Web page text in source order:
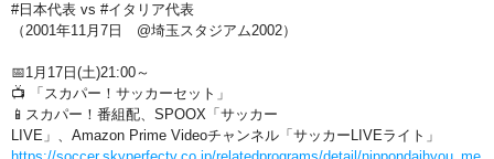
#日本代表 vs #イタリア代表
（2001年11月7日 @埼玉スタジアム2002）
📅1月17日(土)21:00～
📺 「スカパー！サッカーセット」
📱スカパー！番組配、SPOOX「サッカー
LIVE」、Amazon Prime Videoチャンネル「サッカーLIVEライト」